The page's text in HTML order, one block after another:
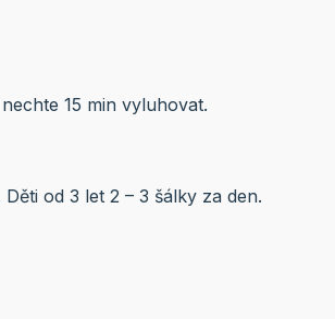
15 min vyluhovat.
od 3 let 2 – 3 šálky za den.